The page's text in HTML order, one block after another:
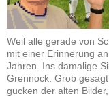
Weil alle gerade von
mit einer Erinnerung
Jahren. Ins damalige
Grennock. Grob
gucken der alten